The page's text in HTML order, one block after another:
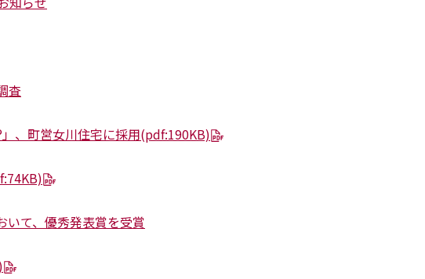
査
、町営女川住宅に採用(pdf:190KB)
いて、優秀発表賞を受賞